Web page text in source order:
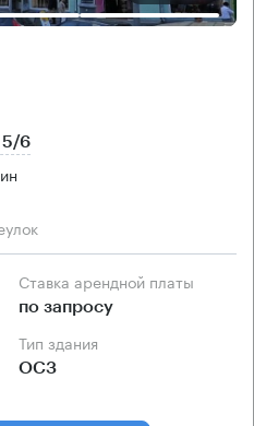
5/6
Ставка арендной платы
по запросу
Тип здания
ОСЗ